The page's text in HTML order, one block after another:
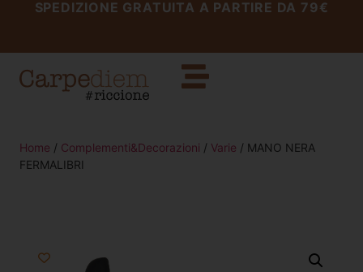
SPEDIZIONE GRATUITA A PARTIRE DA 79€
Home / Complementi&Decorazioni / Varie / MANO NERA
FERMALIBRI